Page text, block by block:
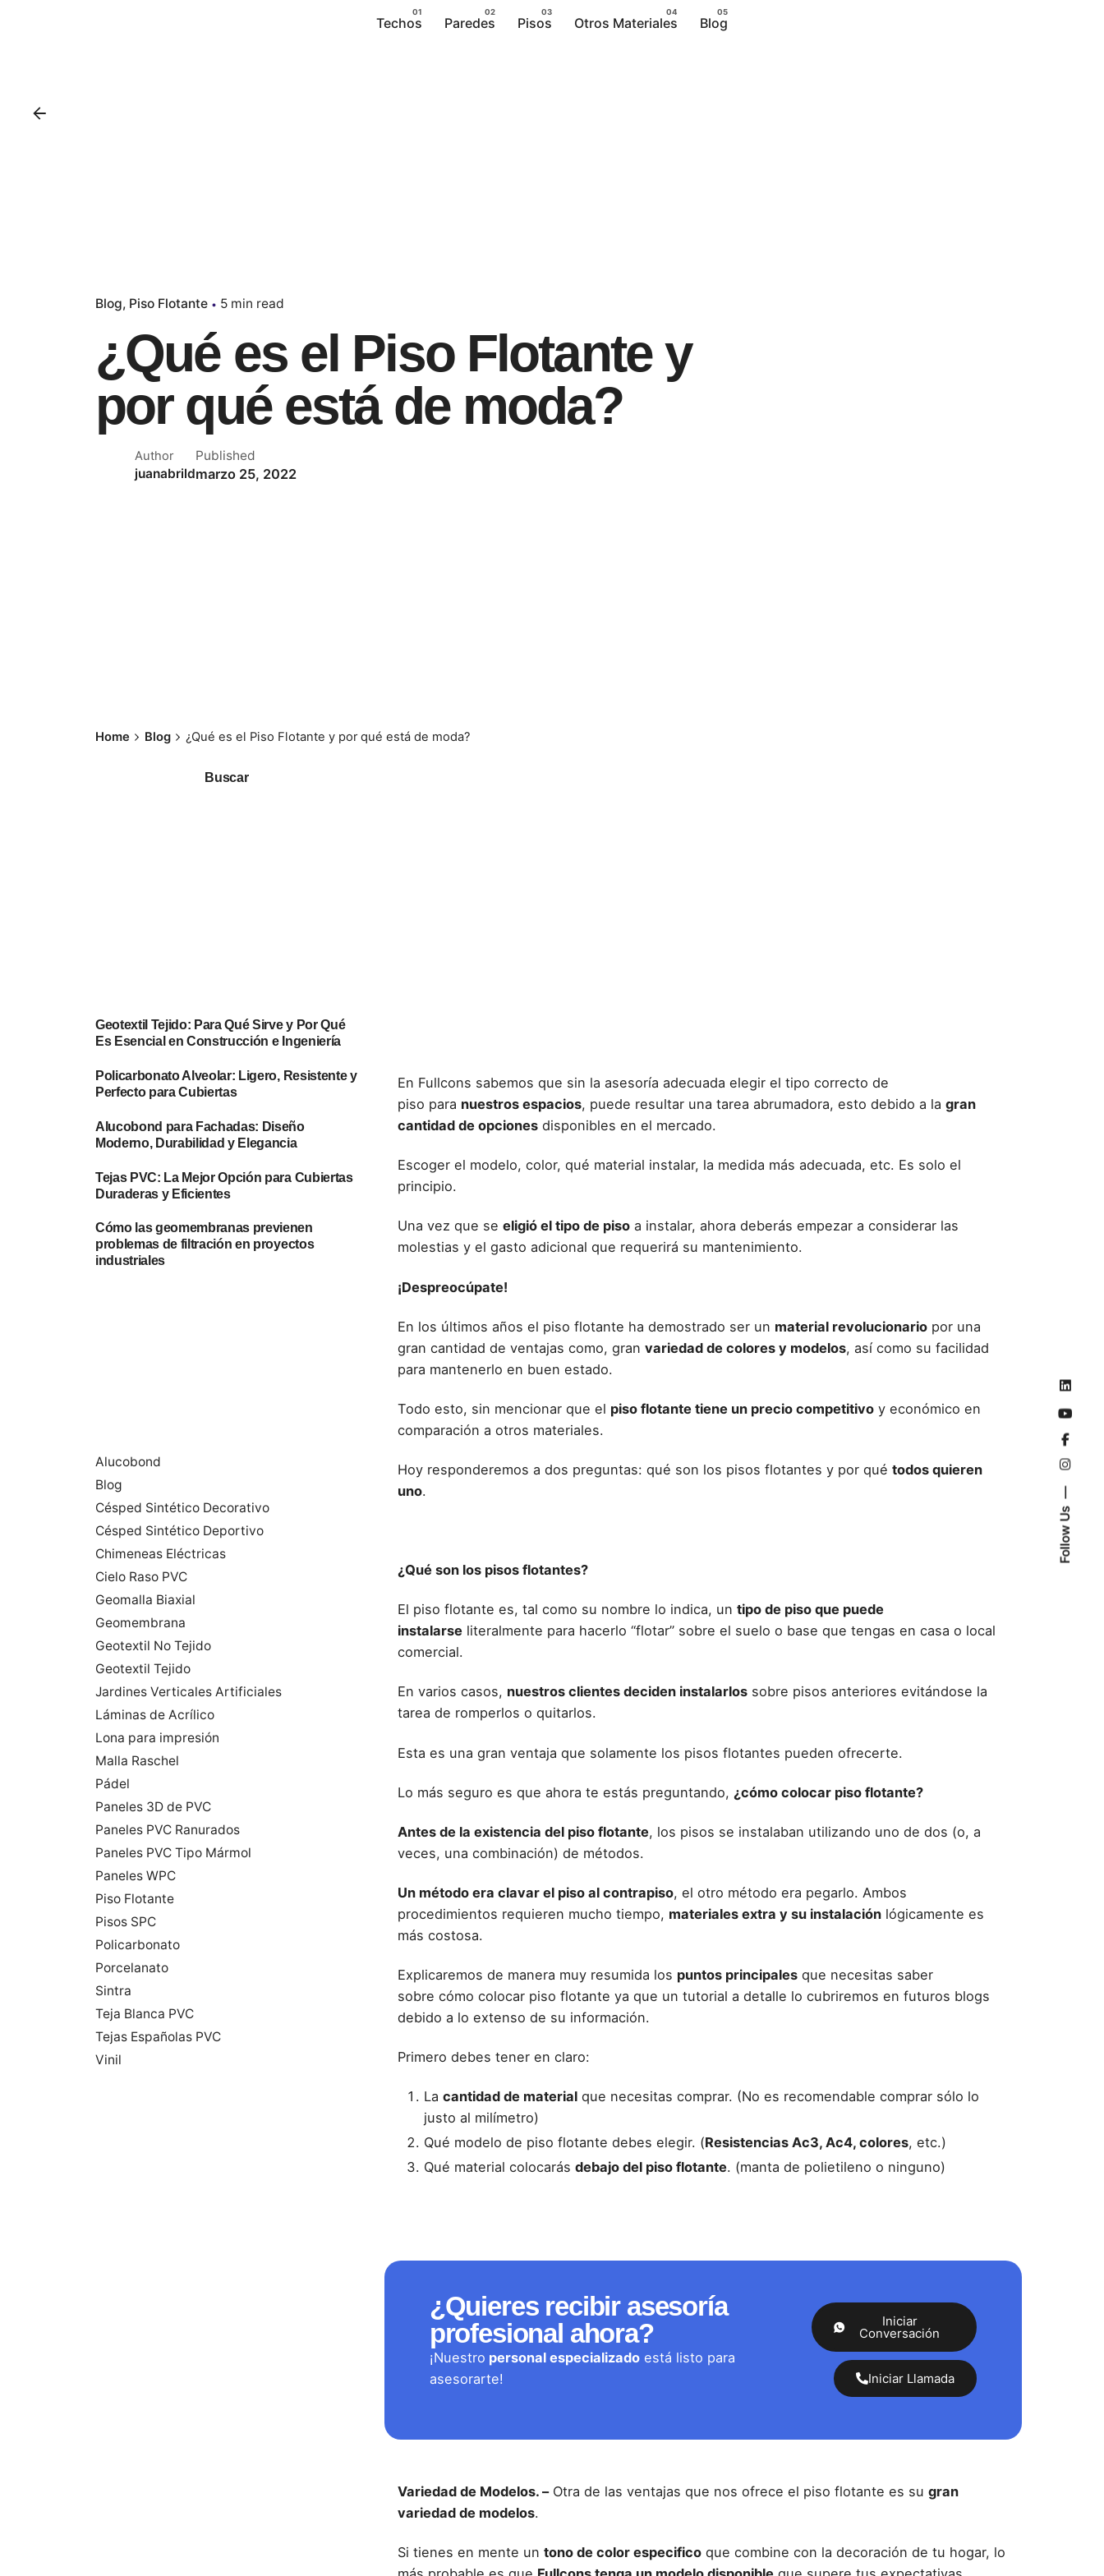
Follow Us
Techos Paredes Pisos Otros Materiales Blog
Blog Piso Flotante 5 min read
¿Qué es el Piso Flotante y
por qué está de moda?
Author
juanabrild
Published
marzo 25, 2022
Home Blog ¿Qué es el Piso Flotante y por qué está de moda?
Buscar
Geotextil Tejido: Para Qué Sirve y Por Qué
Es Esencial en Construcción e Ingeniería
Policarbonato Alveolar: Ligero, Resistente y
Perfecto para Cubiertas
Alucobond para Fachadas: Diseño
Moderno, Durabilidad y Elegancia
Tejas PVC: La Mejor Opción para Cubiertas
Duraderas y Eficientes
Cómo las geomembranas previenen
problemas de filtración en proyectos
industriales
Alucobond
Blog
Césped Sintético Decorativo
Césped Sintético Deportivo
Chimeneas Eléctricas
Cielo Raso PVC
Geomalla Biaxial
Geomembrana
Geotextil No Tejido
Geotextil Tejido
Jardines Verticales Artificiales
Láminas de Acrílico
Lona para impresión
Malla Raschel
Pádel
Paneles 3D de PVC
Paneles PVC Ranurados
Paneles PVC Tipo Mármol
Paneles WPC
Piso Flotante
Pisos SPC
Policarbonato
Porcelanato
Sintra
Teja Blanca PVC
Tejas Españolas PVC
Vinil
En Fullcons sabemos que sin la asesoría adecuada elegir el tipo correcto de
piso para nuestros espacios, puede resultar una tarea abrumadora, esto debido a la gran
cantidad de opciones disponibles en el mercado.
Escoger el modelo, color, qué material instalar, la medida más adecuada, etc. Es solo el
principio.
Una vez que se eligió el tipo de piso a instalar, ahora deberás empezar a considerar las
molestias y el gasto adicional que requerirá su mantenimiento.
¡Despreocúpate!
En los últimos años el piso flotante ha demostrado ser un material revolucionario por una
gran cantidad de ventajas como, gran variedad de colores y modelos, así como su facilidad
para mantenerlo en buen estado.
Todo esto, sin mencionar que el piso flotante tiene un precio competitivo y económico en
comparación a otros materiales.
Hoy responderemos a dos preguntas: qué son los pisos flotantes y por qué todos quieren
uno.
¿Qué son los pisos flotantes?
El piso flotante es, tal como su nombre lo indica, un tipo de piso que puede
instalarse literalmente para hacerlo “flotar” sobre el suelo o base que tengas en casa o local
comercial.
En varios casos, nuestros clientes deciden instalarlos sobre pisos anteriores evitándose la
tarea de romperlos o quitarlos.
Esta es una gran ventaja que solamente los pisos flotantes pueden ofrecerte.
Lo más seguro es que ahora te estás preguntando, ¿cómo colocar piso flotante?
Antes de la existencia del piso flotante, los pisos se instalaban utilizando uno de dos (o, a
veces, una combinación) de métodos.
Un método era clavar el piso al contrapiso, el otro método era pegarlo. Ambos
procedimientos requieren mucho tiempo, materiales extra y su instalación lógicamente es
más costosa.
Explicaremos de manera muy resumida los puntos principales que necesitas saber
sobre cómo colocar piso flotante ya que un tutorial a detalle lo cubriremos en futuros blogs
debido a lo extenso de su información.
Primero debes tener en claro:
La cantidad de material que necesitas comprar. (No es recomendable comprar sólo lo
justo al milímetro)
Qué modelo de piso flotante debes elegir. (Resistencias Ac3, Ac4, colores, etc.)
Qué material colocarás debajo del piso flotante. (manta de polietileno o ninguno)
¿Quieres recibir asesoría
profesional ahora?
¡Nuestro personal especializadoestá listo para
asesorarte!
Iniciar
Conversación
Iniciar Llamada
Variedad de Modelos. –Otra de las ventajas que nos ofrece el piso flotante es su gran
variedad de modelos.
Si tienes en mente un tono de color especifico que combine con la decoración de tu hogar, lo